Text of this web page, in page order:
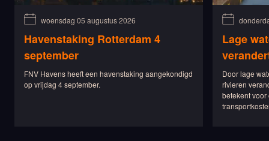
woensdag 05 augustus 2026
Havenstaking Rotterdam 4
september
FNV Havens heeft een havenstaking aangekondigd
op vrijdag 4 september.
Lage
Door lage
rivieren
betekent